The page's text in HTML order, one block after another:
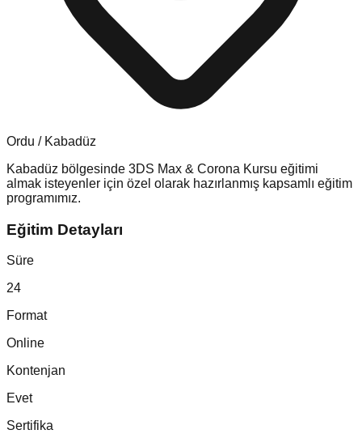
Ordu / Kabadüz
Kabadüz bölgesinde 3DS Max & Corona Kursu eğitimi
almak isteyenler için özel olarak hazırlanmış kapsamlı eğitim
programımız.
Eğitim Detayları
Süre
24
Format
Online
Kontenjan
Evet
Sertifika